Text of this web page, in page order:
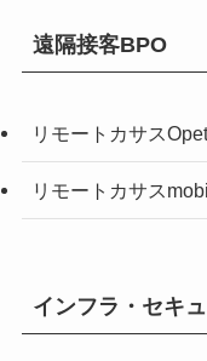
遠隔接客BPO
リモートカサス
リモートカサス
インフラ・セキ